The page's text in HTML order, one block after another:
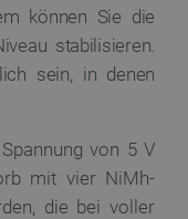
können Sie die
stabilisieren.
sein, in denen
von 5 V
mit vier NiMh-
die bei voller